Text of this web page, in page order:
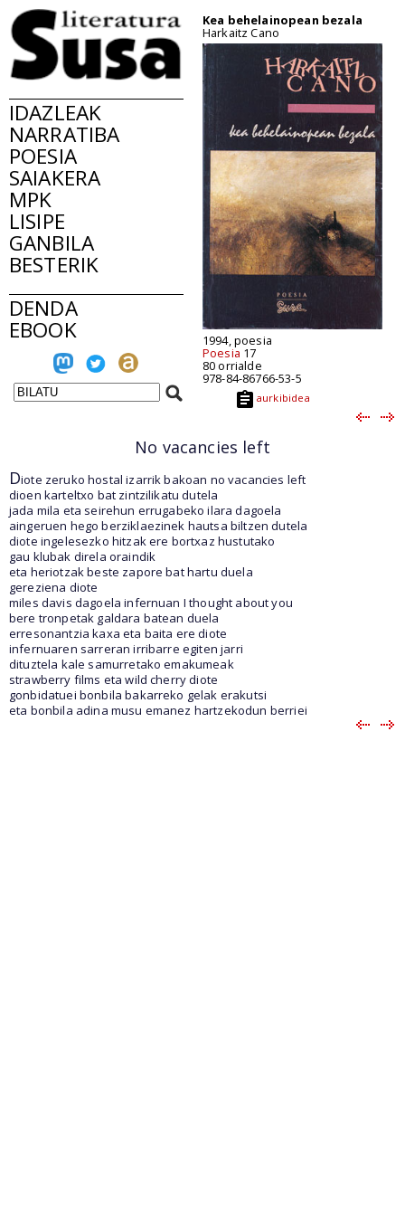
IDAZLEAK
NARRATIBA
POESIA
SAIAKERA
MPK
LISIPE
GANBILA
BESTERIK
DENDA
EBOOK
Kea behelainopean bezala
Harkaitz Cano
1994, poesia
Poesia 17
80 orrialde
978-84-86766-53-5
aurkibidea
No vacancies left
Diote zeruko hostal izarrik bakoan no vacancies left
dioen karteltxo bat zintzilikatu dutela
jada mila eta seirehun errugabeko ilara dagoela
aingeruen hego berziklaezinek hautsa biltzen dutela
diote ingelesezko hitzak ere bortxaz hustutako
gau klubak direla oraindik
eta heriotzak beste zapore bat hartu duela
gereziena diote
miles davis dagoela infernuan I thought about you
bere tronpetak galdara batean duela
erresonantzia kaxa eta baita ere diote
infernuaren sarreran irribarre egiten jarri
dituztela kale samurretako emakumeak
strawberry films eta wild cherry diote
gonbidatuei bonbila bakarreko gelak erakutsi
eta bonbila adina musu emanez hartzekodun berriei